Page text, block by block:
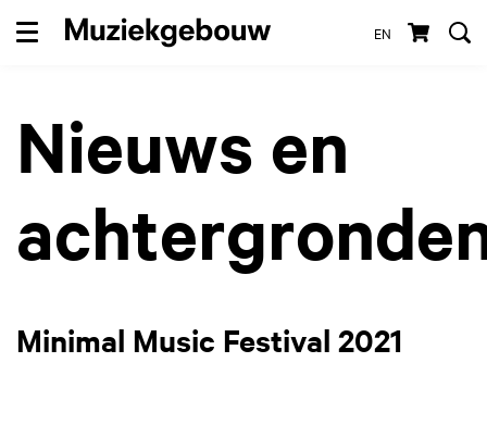
EN
Menu
Nieuws en
Minimal Music Festival 2021